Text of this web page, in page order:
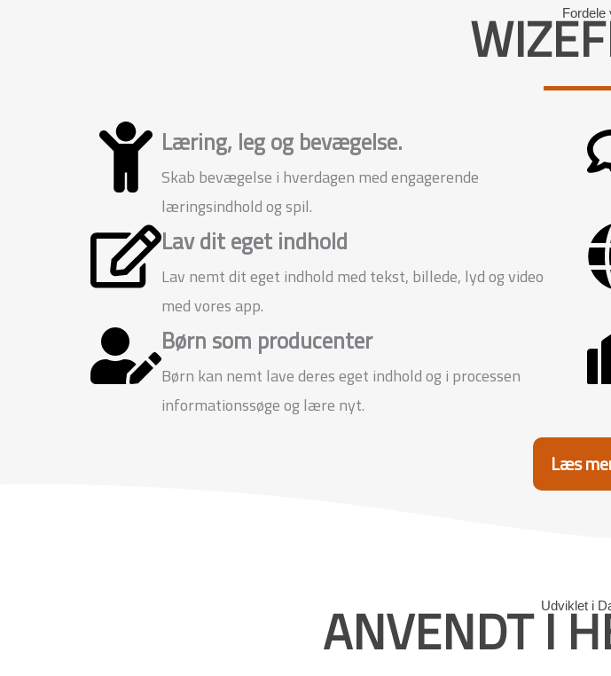
Fordele
Læring, leg og bevægelse.
Skab bevægelse i hverdagen med engagerende
læringsindhold og spil.
Lav dit eget indhold
Lav nemt dit eget indhold med tekst, billede, lyd og video
med vores app.
Børn som producenter
Børn kan nemt lave deres eget indhold og i processen
informationssøge og lære nyt.
Læs
Udviklet i
ANVENDT I